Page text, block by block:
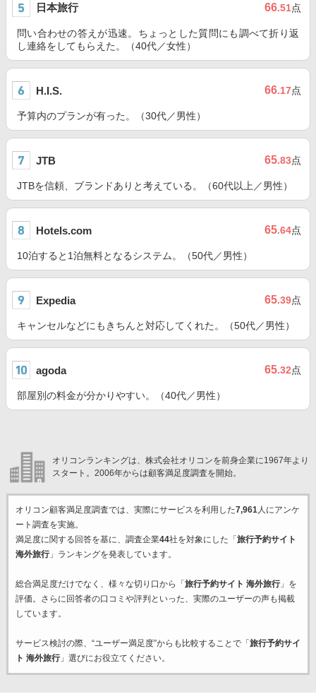
日本旅行 66.51点
問い合わせの答えが迅速。ちょっとした質問にも調べて折り返
し連絡をしてもらえた。（40代／女性）
H.I.S. 66.17点
予算内のプランが有った。（30代／男性）
JTB 65.83点
JTBを信頼、ブランドありと考えている。（60代以上／男性）
Hotels.com 65.64点
10泊すると1泊無料となるシステム。（50代／男性）
Expedia 65.39点
キャンセルなどにもきちんと対応してくれた。（50代／男性）
agoda 65.32点
部屋別の料金が分かりやすい。（40代／男性）
オリコンランキングは、株式会社オリコンを前身企業に1967年より
スタート。2006年からは顧客満足度調査を開始。
オリコン顧客満足度調査では、実際にサービスを利用した7,961人にアンケ
ート調査を実施。
満足度に関する回答を基に、調査企業44社を対象にした「 旅行予約サイト
海外旅行」ランキングを発表しています。
総合満足度だけでなく、様々な切り口から「 旅行予約サイト 海外旅行」を
評価。さらに回答者の口コミや評判といった、実際のユーザーの声も掲載
しています。
サービス検討の際、“ユーザー満足度”からも比較することで「 旅行予約サイ
ト 海外旅行」選びにお役立てください。